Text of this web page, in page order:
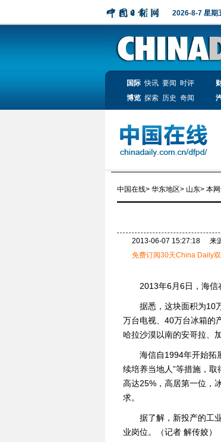
2026-8-7 星期
国际 快讯 要闻 时评
博览 探索 历史 奇闻
中国在线> 华东地区> 山东> 本
2013-06-07 15:27:18 来
免费订阅30天China Daily
2013年6月6日，海信
据悉，这块面积为10
万台电视、40万台冰箱的
哈拉沙漠以南的安哥拉、
海信自1994年开始拓
续培养当地人”等措施，
高达25%，高居第一位，
求。
据了解，新投产的工
业岗位。（记者 解传姣）